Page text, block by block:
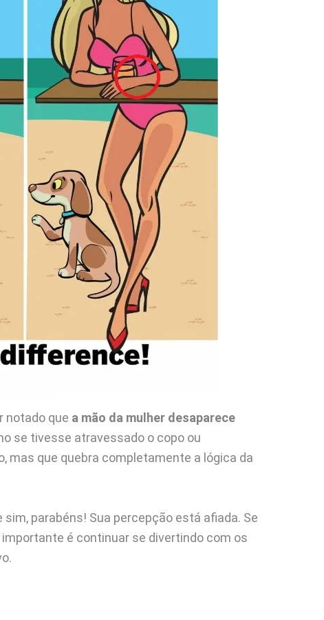
notado que a mão da mulher desaparece
se tivesse atravessado o copo ou
mas que quebra completamente a lógica da
parabéns! Sua percepção está afiada. Se
é continuar se divertindo com os